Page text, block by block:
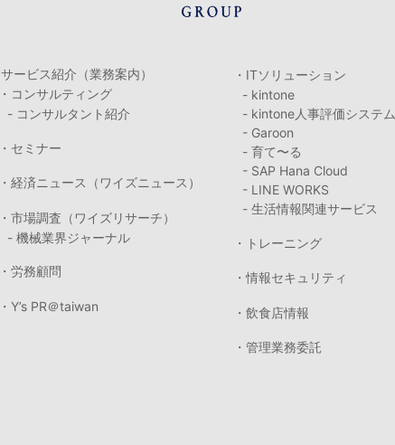
サービス紹介（業務案内）
・コンサルティング
- コンサルタント紹介
・セミナー
・経済ニュース（ワイズニュース）
・市場調査（ワイズリサーチ）
- 機械業界ジャーナル
・労務顧問
・Y’s PR＠taiwan
・ITソリューション
- kintone
- kintone人事評価システム
- Garoon
- 育て〜る
- SAP Hana Cloud
- LINE WORKS
- 生活情報関連サービス
・トレーニング
・情報セキュリティ
・飲食店情報
・管理業務委託